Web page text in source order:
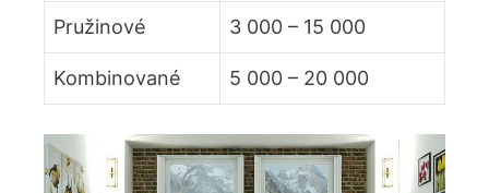
Pružinové 3 000 – 15 000
Kombinované 5 000 – 20 000